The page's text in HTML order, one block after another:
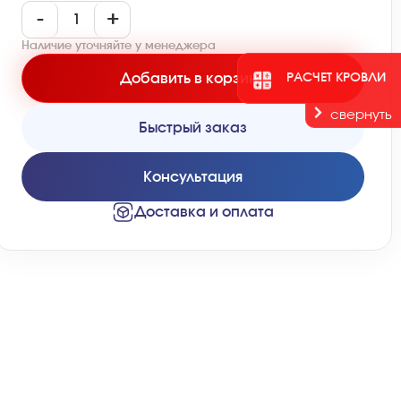
РАСЧЕТ КРОВЛИ
свернуть
- +
Наличие уточняйте у менеджера
Добавить в корзину
Быстрый заказ
Консультация
Доставка и оплата